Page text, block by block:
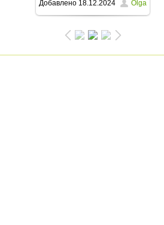
810x1080/ 236.5Kb
Добавлено 18.12.2024 Olga